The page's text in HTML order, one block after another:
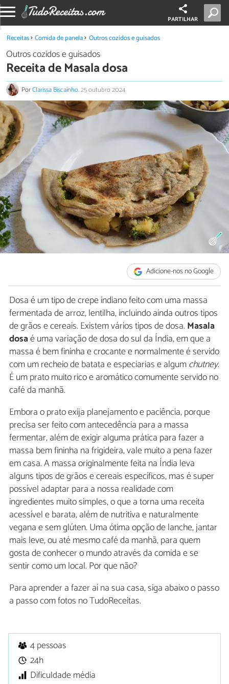
PARTILHAR
Receitas Comida de panela Outros cozidos e guisados
Outros cozidos e guisados
Receita de Masala dosa
PorClarissa Biscainho.25 outubro 2024
Adicione-nos no Google
Dosa é um tipo de crepe indiano feito com uma massa
fermentada de arroz, lentilha, incluindo ainda outros tipos
de grãos e cereais. Existem vários tipos de dosa. Masala
dosaé uma variação de dosa do sul da Índia, em que a
massa é bem fininha e crocante e normalmente é servido
com um recheio de batata e especiarias e algumchutney.
É um prato muito rico e aromático comumente servido no
café da manhã.
Embora o prato exija planejamento e paciência, porque
precisa ser feito com antecedência para a massa
fermentar, além de exigir alguma prática para fazer a
massa bem fininha na frigideira, vale muito a pena fazer
em casa. A massa originalmente feita na Índia leva
alguns tipos de grãos e cereais específicos, mas é super
possível adaptar para a nossa realidade com
ingredientes muito simples, o que a torna uma receita
acessível e barata, além de nutritiva e naturalmente
vegana e sem glúten. Uma ótima opção de lanche, jantar
mais leve, ou até mesmo café da manhã, para quem
gosta de conhecer o mundo através da comida e se
sentir como um local. Por que não?
Para aprender a fazer aí na sua casa, siga abaixo o passo
a passo com fotos no TudoReceitas.
4 pessoas
24h
Dificuldade média